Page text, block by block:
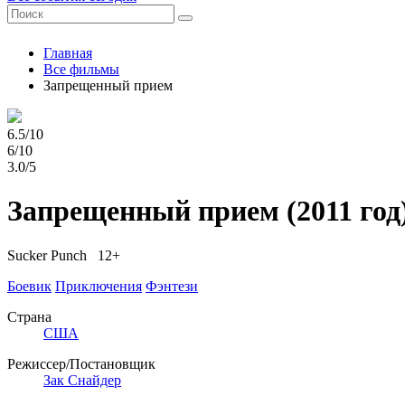
Главная
Все фильмы
Запрещенный прием
6.5/10
6/10
3.0/5
Запрещенный прием (2011
Sucker Punch 12+
Боевик Приключения Фэнтези
Страна
США
Режиссер/Постановщик
Зак Снайдер